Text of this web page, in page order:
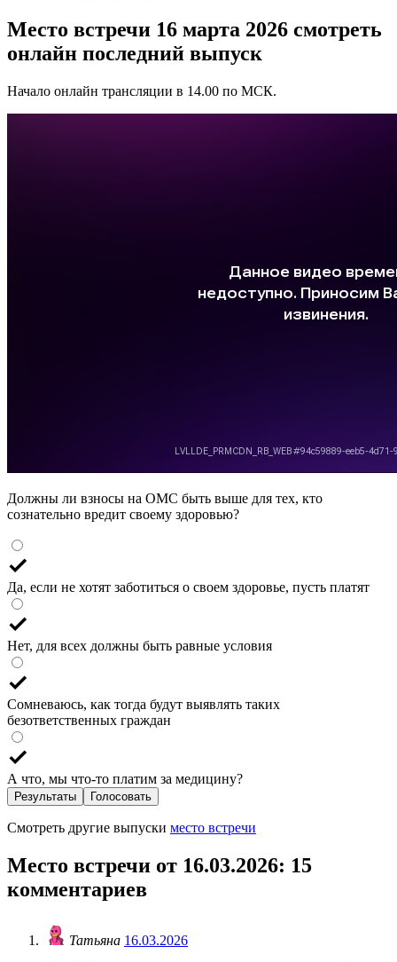
Место встречи 16 марта 2026 смотреть
онлайн последний выпуск
Начало онлайн трансляции в 14.00 по МСК.
Должны ли взносы на ОМС быть выше для тех, кто
сознательно вредит своему здоровью?
Да, если не хотят заботиться о своем здоровье, пусть платят
Нет, для всех должны быть равные условия
Сомневаюсь, как тогда будут выявлять таких
безответственных граждан
А что, мы что-то платим за медицину?
Результаты Голосовать
Смотреть другие выпуски место встречи
Место встречи от 16.03.2026: 15
комментариев
Татьяна 16.03.2026